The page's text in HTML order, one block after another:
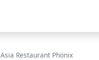
Asia Restaurant Phönix